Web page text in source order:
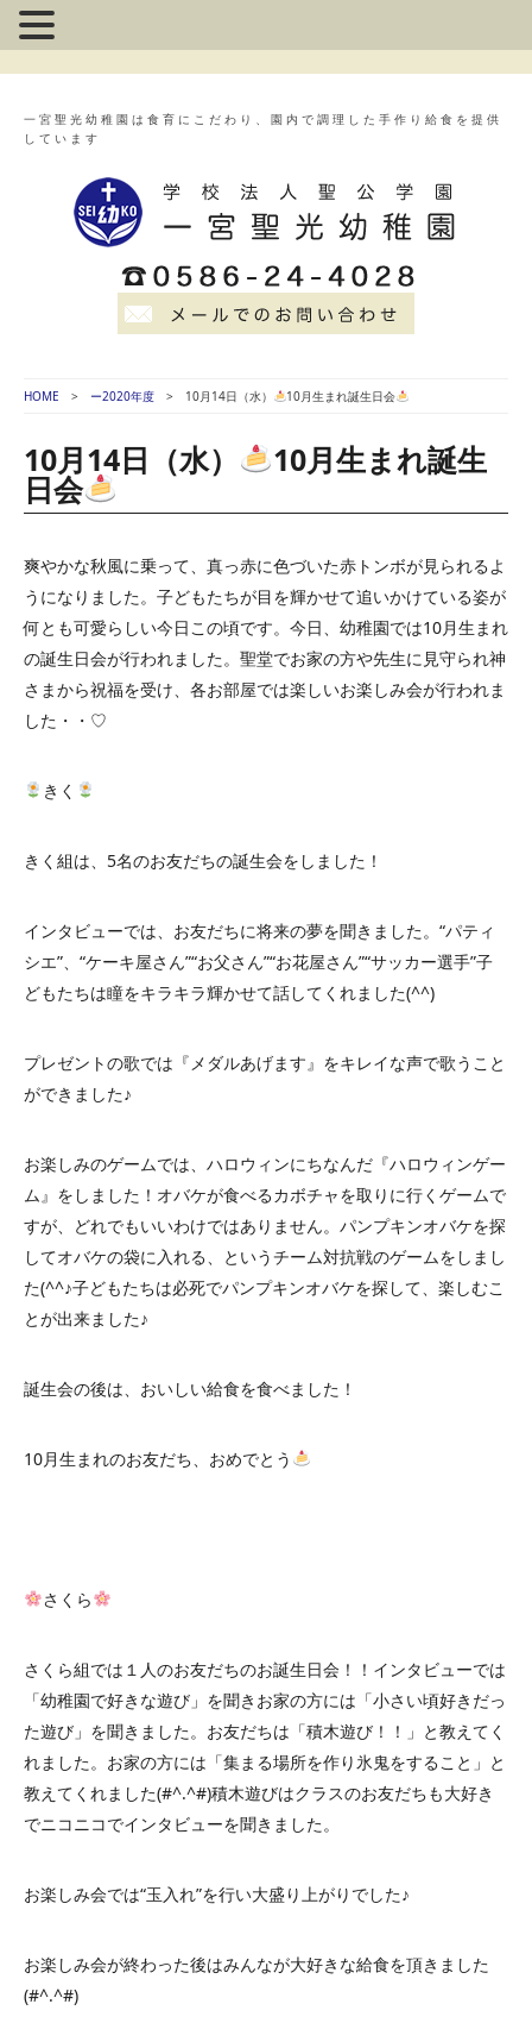
一宮聖光幼稚園は食育にこだわり、園内で調理した手作り給食を提供
しています
HOME ー2020年度 10月14日（水） 10月生まれ誕生日会
10月14日（水） 10月生まれ誕生
日会
爽やかな秋風に乗って、真っ赤に色づいた赤トンボが見られるよ
うになりました。子どもたちが目を輝かせて追いかけている姿が
何とも可愛らしい今日この頃です。今日、幼稚園では10月生まれ
の誕生日会が行われました。聖堂でお家の方や先生に見守られ神
さまから祝福を受け、各お部屋では楽しいお楽しみ会が行われま
した・・♡
きく
きく組は、5名のお友だちの誕生会をしました！
インタビューでは、お友だちに将来の夢を聞きました。“パティ
シエ”、“ケーキ屋さん”“お父さん”“お花屋さん”“サッカー選手”子
どもたちは瞳をキラキラ輝かせて話してくれました(^^)
プレゼントの歌では『メダルあげます』をキレイな声で歌うこと
ができました♪
お楽しみのゲームでは、ハロウィンにちなんだ『ハロウィンゲー
ム』をしました！オバケが食べるカボチャを取りに行くゲームで
すが、どれでもいいわけではありません。パンプキンオバケを探
してオバケの袋に入れる、というチーム対抗戦のゲームをしまし
た(^^♪子どもたちは必死でパンプキンオバケを探して、楽しむこ
とが出来ました♪
誕生会の後は、おいしい給食を食べました！
10月生まれのお友だち、おめでとう
さくら
さくら組では１人のお友だちのお誕生日会！！インタビューでは
「幼稚園で好きな遊び」を聞きお家の方には「小さい頃好きだっ
た遊び」を聞きました。お友だちは「積木遊び！！」と教えてく
れました。お家の方には「集まる場所を作り氷鬼をすること」と
教えてくれました(#^.^#)積木遊びはクラスのお友だちも大好き
でニコニコでインタビューを聞きました。
お楽しみ会では“玉入れ”を行い大盛り上がりでした♪
お楽しみ会が終わった後はみんなが大好きな給食を頂きました
(#^.^#)